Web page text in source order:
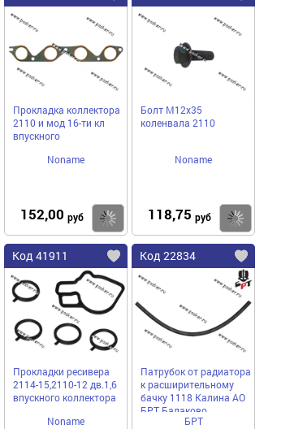
Прокладка коллектора
2110 и мод 16-ти кл
впускного
Noname
152,00 руб Купить
Болт М12х35
коленвала 2110
Noname
118,75 руб
Код 41911
Прокладки ресивера
2114-15,2110-12 дв.1,6
впускного коллектора
Noname
Код 22834
Патрубок от радиатора
к расширительному
бачку 1118 Калина АО
БРТ Балаково
БРТ